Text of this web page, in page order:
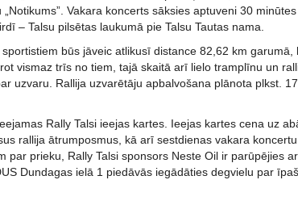
Vakara koncerts sāksies aptuveni 30
– Talsu pilsētas laukumā pie Talsu Tautas nama.
būs jāveic atlikusī distance 82,62 km garumā,
vismaz trīs no tiem, tajā skaitā arī lielo tramplīnu un
uzvaru. Rallija uzvarētāju apbalvošana plānota plkst.
Rally Talsi ieejas kartes. Ieejas kartes cena uz
rallija ātrumposmus, kā arī sestdienas vakara koncertu.
par prieku, Rally Talsi sponsors Neste Oil ir parūpējies
Dundagas ielā 1 piedāvās iegādāties degvielu par